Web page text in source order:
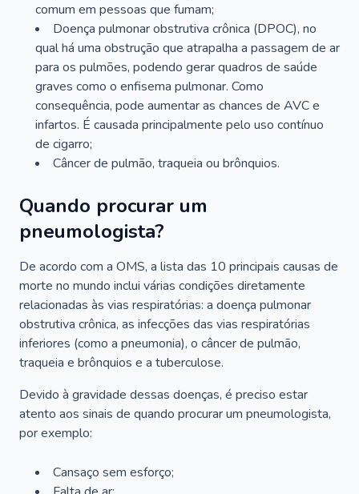
comum em pessoas que fumam;
Doença pulmonar obstrutiva crônica (DPOC), no
qual há uma obstrução que atrapalha a passagem de ar
para os pulmões, podendo gerar quadros de saúde
graves como o enfisema pulmonar. Como
consequência, pode aumentar as chances de AVC e
infartos. É causada principalmente pelo uso contínuo
de cigarro;
Câncer de pulmão, traqueia ou brônquios.
Quando procurar um
pneumologista?
De acordo com a OMS, a lista das 10 principais causas de
morte no mundo inclui várias condições diretamente
relacionadas às vias respiratórias: a doença pulmonar
obstrutiva crônica, as infecções das vias respiratórias
inferiores (como a pneumonia), o câncer de pulmão,
traqueia e brônquios e a tuberculose.
Devido à gravidade dessas doenças, é preciso estar
atento aos sinais de quando procurar um pneumologista,
por exemplo:
Cansaço sem esforço;